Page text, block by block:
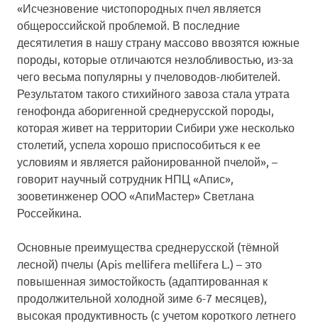
«Исчезновение чистопородных пчел является
общероссийской проблемой. В последние
десятилетия в нашу страну массово ввозятся южные
породы, которые отличаются незлобливостью, из-за
чего весьма популярны у пчеловодов-любителей.
Результатом такого стихийного завоза стала утрата
генофонда аборигенной среднерусской породы,
которая живет на территории Сибири уже несколько
столетий, успела хорошо приспособиться к ее
условиям и является районированной пчелой», –
говорит научный сотрудник НПЦ «Апис»,
зооветинженер ООО «АпиМастер» Светлана
Россейкина.
Основные преимущества среднерусской (тёмной
лесной) пчелы (Apis mellifera mellifera L.) – это
повышенная зимостойкость (адаптированная к
продолжительной холодной зиме 6-7 месяцев),
высокая продуктивность (с учетом короткого летнего